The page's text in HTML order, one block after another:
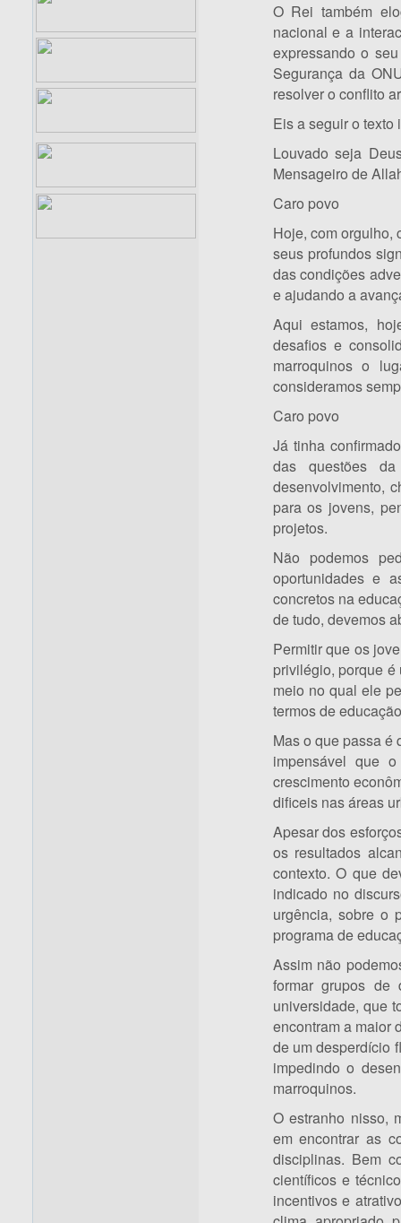
O Rei também
nacional e a
expressando o
Segurança da
resolver o conflito
Eis a seguir o texto
Louvado seja
Mensageiro de
Caro povo
Hoje, com orgulho,
seus profundos
das condições
e ajudando a
Aqui estamos,
desafios e
marroquinos o
consideramos
Caro povo
Já tinha
das questões
desenvolvimento,
para os jovens,
projetos.
Não podemos
oportunidades e
concretos na
de tudo, devemos
Permitir que os
privilégio, porque
meio no qual ele
termos de
Mas o que passa é
impensável que
crescimento
dificeis nas áreas
Apesar dos
os resultados
contexto. O que
indicado no
urgência, sobre o
programa de
Assim não
formar grupos de
universidade, que
encontram a maior
de um desperdício
impedindo o
marroquinos.
O estranho nisso,
em encontrar as
disciplinas. Bem
científicos e
incentivos e